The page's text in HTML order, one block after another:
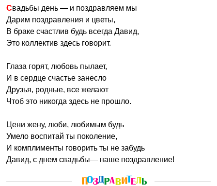
Свадьбы день — и поздравляем мы
Дарим поздравления и цветы,
В браке счастлив будь всегда Давид,
Это коллектив здесь говорит.
Глаза горят, любовь пылает,
И в сердце счастье занесло
Друзья, родные, все желают
Чтоб это никогда здесь не прошло.
Цени жену, люби, любимым будь
Умело воспитай ты поколение,
И комплименты говорить ты не забудь
Давид, с днем свадьбы— наше поздравление!